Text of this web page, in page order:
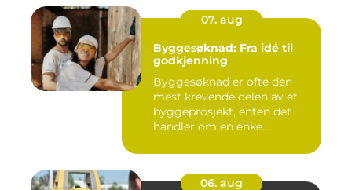
07. aug
Byggesøknad: Fra idé til
godkjenning
Byggesøknad er ofte den
mest krevende delen av et
byggeprosjekt, enten det
handler om en enke...
06. aug